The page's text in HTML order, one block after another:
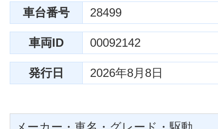
車台番号 28499
車両ID 00092142
発行日 2026年8月8日